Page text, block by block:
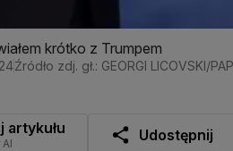
krótko z Trumpem
Źródło zdj. gł.: GEORGI LICOVSKI/
artykułu Udostępnij